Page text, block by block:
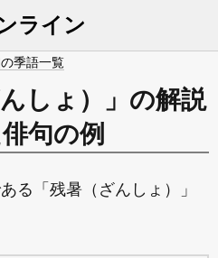
ライン
季語一覧
しょ）」の解説
句の例
る「残暑（ざんしょ）」